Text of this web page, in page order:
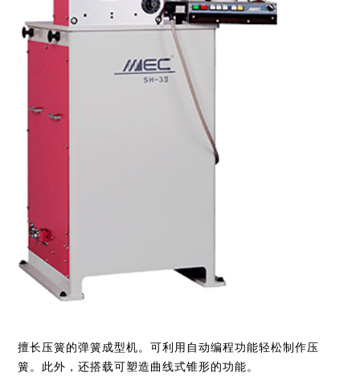
擅长压簧的弹簧成型机。可利用自动编程功能轻松制作压
簧。此外，还搭载可塑造曲线式锥形的功能。